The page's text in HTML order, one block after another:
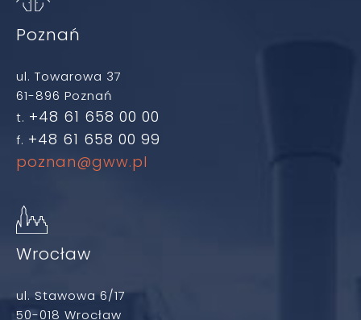
Poznań
ul. Towarowa 37
61-896 Poznań
t. +48 61 658 00 00
f. +48 61 658 00 99
poznan@gww.pl
Wrocław
ul. Stawowa 6/17
50-018 Wrocław